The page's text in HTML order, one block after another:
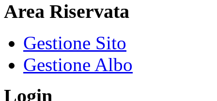
Area Riservata
Gestione Sito
Gestione Albo
Login